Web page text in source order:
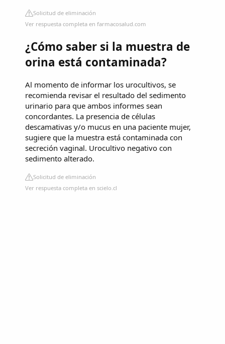
Solicitud de eliminación
Ver respuesta completa en farmacosalud.com
¿Cómo saber si la muestra de
orina está contaminada?
Al momento de informar los urocultivos, se
recomienda revisar el resultado del sedimento
urinario para que ambos informes sean
concordantes. La presencia de células
descamativas y/o mucus en una paciente mujer,
sugiere que la muestra está contaminada con
secreción vaginal. Urocultivo negativo con
sedimento alterado.
Solicitud de eliminación
Ver respuesta completa en scielo.cl